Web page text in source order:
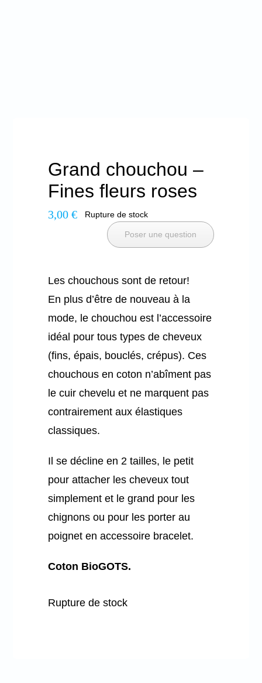
Grand chouchou –
Fines fleurs roses
3,00€ Rupture de stock
Poser une question
Les chouchous sont de retour!
En plus d’être de nouveau à la
mode, le chouchou est l’accessoire
idéal pour tous types de cheveux
(fins, épais, bouclés, crépus). Ces
chouchous en coton n’abîment pas
le cuir chevelu et ne marquent pas
contrairement aux élastiques
classiques.
Il se décline en 2 tailles, le petit
pour attacher les cheveux tout
simplement et le grand pour les
chignons ou pour les porter au
poignet en accessoire bracelet.
Coton BioGOTS.
Rupture de stock